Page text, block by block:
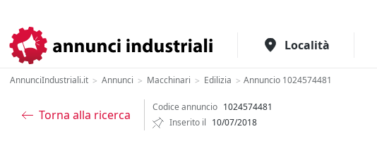
Località
AnnunciIndustriali.it > Annunci > Macchinari > Edilizia > Annuncio 1024574481
Torna alla ricerca
Codice annuncio 1024574481
Inserito il 10/07/2018